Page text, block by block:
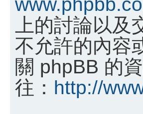
上的討論以
不允許的內容
關 phpBB 的
往： http://